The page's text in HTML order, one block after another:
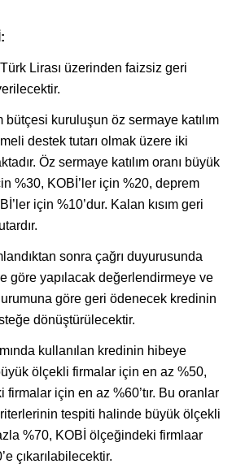
Lirası üzerinden faizsiz geri
bütçesi kuruluşun öz sermaye katılım
destek tutarı olmak üzere iki
Öz sermaye katılım oranı büyük
%30, KOBİ’ler için %20, deprem
için %10’dur. Kalan kısım geri
sonra çağrı duyurusunda
göre yapılacak değerlendirmeye ve
göre geri ödenecek kredinin
dönüştürülecektir.
kullanılan kredinin hibeye
ölçekli firmalar için en az %50,
firmalar için en az %60’tır. Bu oranlar
tespiti halinde büyük ölçekli
%70, KOBİ ölçeğindeki firmlaar
çıkarılabilecektir.